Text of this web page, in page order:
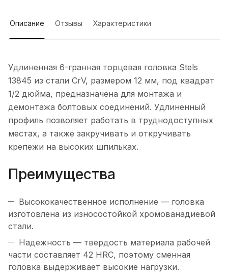
Описание Отзывы Характеристики
Удлиненная 6-гранная торцевая головка Stels
13845 из стали CrV, размером 12 мм, под квадрат
1/2 дюйма, предназначена для монтажа и
демонтажа болтовых соединений. Удлиненный
профиль позволяет работать в труднодоступных
местах, а также закручивать и откручивать
крепежи на высоких шпильках.
Преимущества
Высококачественное исполнение — головка
изготовлена из износостойкой хромованадиевой
стали.
Надежность — твердость материала рабочей
части составляет 42 HRC, поэтому сменная
головка выдерживает высокие нагрузки.